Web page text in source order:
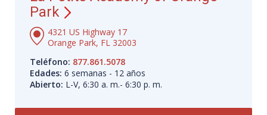
Park
4321 US Highway 17
Orange Park, FL 32003
Teléfono: 877.861.5078
Edades: 6 semanas - 12 años
Abierto: L-V, 6:30 a. m.- 6:30 p. m.